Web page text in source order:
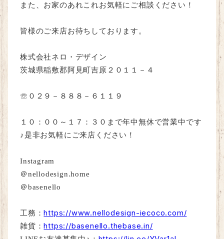
また、お家のあれこれお気軽にご相談ください！
皆様のご来店お待ちしております。
株式会社ネロ・デザイン
茨城県稲敷郡阿見町吉原２０１１－４
☏０２９－８８８－６１１９
１０：００～１７：３０まで年中無休で営業中です
♪是非お気軽にご来店ください！
Instagram
＠nellodesign.home
＠basenello
工務： https://www.nellodesign-iecoco.com/
雑貨： https://basenello.thebase.in/